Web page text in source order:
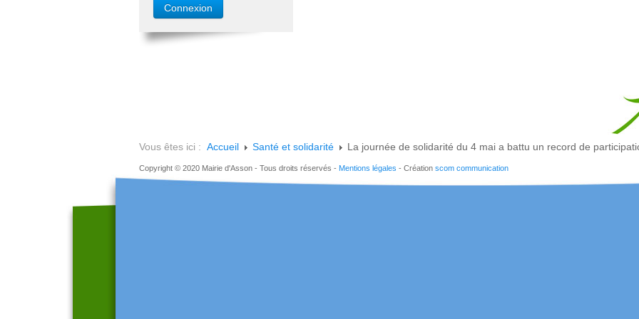
Vous êtes ici : Accueil Santé et solidarité La journée de solidarité du 4 mai a battu un record de
Copyright © 2020 Mairie d'Asson - Tous droits réservés - Mentions légales - Création scom communication